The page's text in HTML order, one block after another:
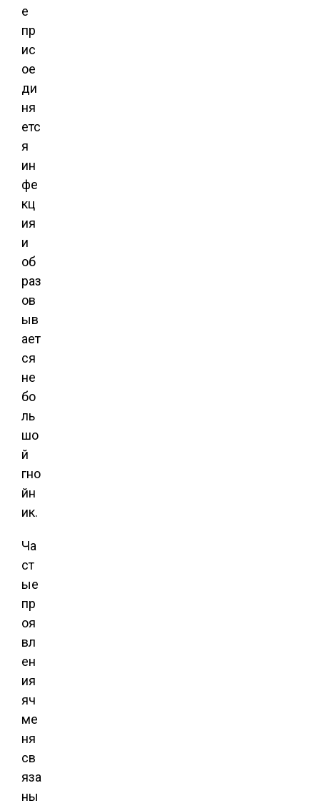
е
пр
ис
ое
ди
ня
етс
я
ин
фе
кц
ия
и
об
раз
ов
ыв
ает
ся
не
бо
ль
шо
й
гно
йн
ик.
Ча
ст
ые
пр
оя
вл
ен
ия
яч
ме
ня
св
яза
ны